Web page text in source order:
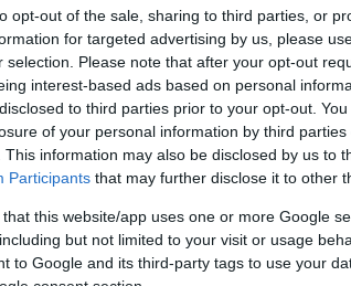
opt-out of the sale, sharing to third parties, or
for targeted advertising by us, please
selection. Please note that after your opt-out
interest-based ads based on personal
to third parties prior to your opt-out.
of your personal information by third parties
This information may also be disclosed by us to
Participants that may further disclose it to other
that this website/app uses one or more Google
but not limited to your visit or usage
to Google and its third-party tags to use your
consent section.